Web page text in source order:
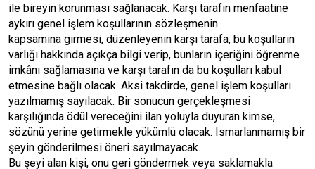
ile bireyin korunması sağlanacak. Karşı tarafın menfaatine
aykırı genel işlem koşullarının sözleşmenin
kapsamına girmesi, düzenleyenin karşı tarafa, bu koşulların
varlığı hakkında açıkça bilgi verip, bunların içeriğini öğrenme
imkânı sağlamasına ve karşı tarafın da bu koşulları kabul
etmesine bağlı olacak. Aksi takdirde, genel işlem koşulları
yazılmamış sayılacak. Bir sonucun gerçekleşmesi
karşılığında ödül vereceğini ilan yoluyla duyuran kimse,
sözünü yerine getirmekle yükümlü olacak. Ismarlanmamış bir
şeyin gönderilmesi öneri sayılmayacak.
Bu şeyi alan kişi, onu geri göndermek veya saklamakla